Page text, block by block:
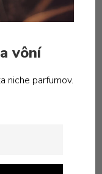
vôní
niche parfumov.